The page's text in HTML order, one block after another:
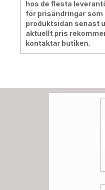
hos de flesta
för prisändringar
produktsidan senast
aktuellt pris
kontaktar butiken.